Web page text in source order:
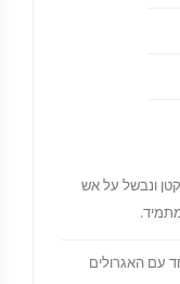
ונבשל על אש
עם האגרולים